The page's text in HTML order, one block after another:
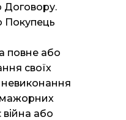
Договору.
Покупець
повне або
своїх
війна або